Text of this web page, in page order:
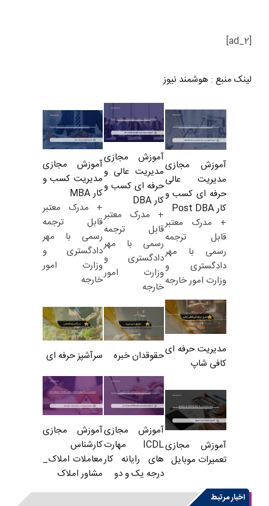
[ad_2]
لینک منبع : هوشمند نیوز
آموزش مجازی
مدیریت عالی
حرفه ای کسب و
کار Post DBA
+ مدرک معتبر
قابل ترجمه
رسمی با مهر
دادگستری و
وزارت امور خارجه
آموزش مجازی
مدیریت عالی و
حرفه ای کسب و
کار DBA
+ مدرک معتبر
قابل ترجمه
رسمی با مهر
دادگستری و
وزارت امور
خارجه
آموزش مجازی
مدیریت کسب و
کار MBA
+ مدرک معتبر
قابل ترجمه
رسمی با مهر
دادگستری و
وزارت امور
خارجه
مدیریت حرفه ای
کافی شاپ
حقوقدان خبره سرآشپز حرفه ای
آموزش مجازی
تعمیرات موبایل
آموزش مجازی
ICDL مهارت
های رایانه کار
درجه یک و دو
آموزش مجازی
کارشناس
معاملات املاک_
مشاور املاک
اخبار مرتبط